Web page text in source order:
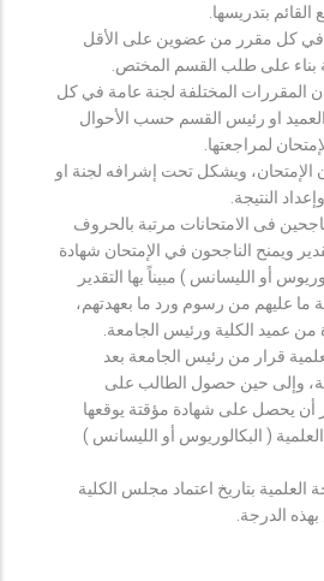
بتدريسها.
في كل مقرر من عضوين على الأقل
بناء على طلب القسم المختص.
المقررات المختلفة لجنة عامة في كل
او رئيس القسم حسب الأحوال
لمراجعتها.
الإمتحان، ويشكل تحت إشرافه لجنة او
النتيجة.
فى الامتحانات مرتبة بالحروف
ويمنح الناجحون في الإمتحان شهادة
أو الليسانس ) مبيناً بها التقدير
ما عليهم من رسوم ورد ما بعهدتهم،
من عميد الكلية ورئيس الجامعة.
قرار من رئيس الجامعة بعد
وإلى حين حصول الطالب على
أن يحصل على شهادة مؤقتة يوقعها
العلمية ( البكالوريوس أو الليسانس )
العلمية بتاريخ اعتماد مجلس الكلية
الدرجة.